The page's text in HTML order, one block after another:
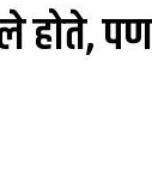
होते,